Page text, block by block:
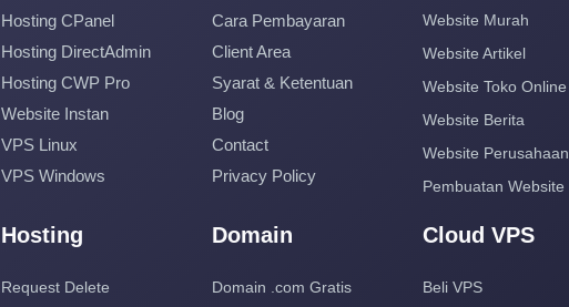
Hosting CPanel
Hosting DirectAdmin
Hosting CWP Pro
Website Instan
VPS Linux
VPS Windows
Cara Pembayaran
Client Area
Syarat & Ketentuan
Blog
Contact
Privacy Policy
Website Murah
Website Artikel
Website Toko Online
Website Berita
Website Perusahaan
Pembuatan Website
Hosting
Request Delete
Domain
Domain .com Gratis
Cloud VPS
Beli VPS